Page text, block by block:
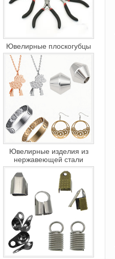
Ювелирные плоскогубцы
Ювелирные изделия из
нержавеющей стали